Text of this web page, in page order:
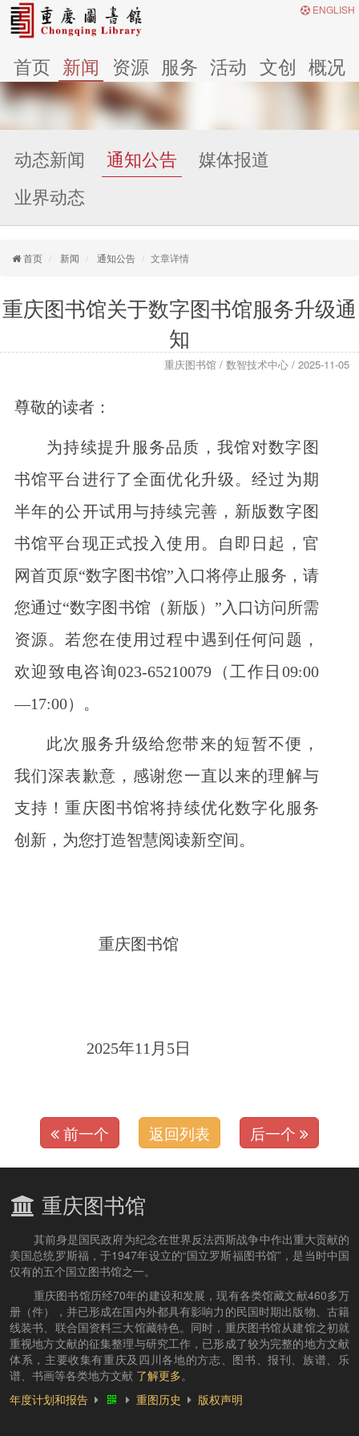
ENGLISH
首页 新闻 资源 服务 活动 文创 概况
动态新闻 通知公告
媒体报道
业界动态
首页 新闻 通知公告 文章详情
重庆图书馆关于数字图书馆服务升级通
知
重庆图书馆 / 数智技术中心 / 2025-11-05
尊敬的读者：
为持续提升服务品质，我馆对数字图
书馆平台进行了全面优化升级。经过为期
半年的公开试用与持续完善，新版数字图
书馆平台现正式投入使用。自即日起，官
网首页原“数字图书馆”入口将停止服务，请
您通过“数字图书馆（新版）”入口访问所需
资源。若您在使用过程中遇到任何问题，
欢迎致电咨询023-65210079（工作日09:00
—17:00）。
此次服务升级给您带来的短暂不便，
我们深表歉意，感谢您一直以来的理解与
支持！重庆图书馆将持续优化数字化服务
创新，为您打造智慧阅读新空间。
重庆图书馆
2025年11月5日
前一个 返回列表 后一个
重庆图书馆
其前身是国民政府为纪念在世界反法西斯战争中作出重大贡献的
美国总统罗斯福，于1947年设立的“国立罗斯福图书馆”，是当时中国
仅有的五个国立图书馆之一。
重庆图书馆历经70年的建设和发展，现有各类馆藏文献460多万
册（件），并已形成在国内外都具有影响力的民国时期出版物、古籍
线装书、联合国资料三大馆藏特色。同时，重庆图书馆从建馆之初就
重视地方文献的征集整理与研究工作，已形成了较为完整的地方文献
体系，主要收集有重庆及四川各地的方志、图书、报刊、族谱、乐
谱、书画等各类地方文献 了解更多。
年度计划和报告
重图历史 版权声明